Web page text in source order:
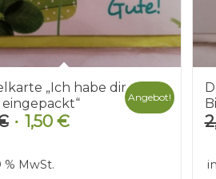
„Ich habe dir
Ursprünglicher
war:
1,50 €Aktueller
Angebot!
% MwSt.